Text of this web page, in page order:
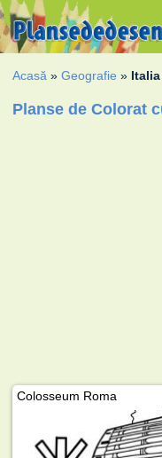
Acasă »Geografie » Italia
Planse de Colorat
Colosseum Roma